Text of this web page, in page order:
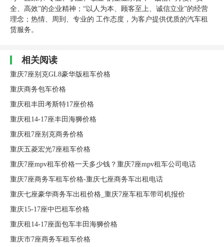
全、高效”的企业精神；“以人为本、顾客至上、诚信立业”的经营
理念；热情、周到、专业的 工作态度，为客户提供优质的汽车租
赁服务。
相关阅读
重庆7座别克GL8豪华版租车价格
重庆商务包车价格
重庆租丰田考斯特17座价格
重庆租14-17座丰田海狮价格
重庆租7座别克商务价格
重庆五菱宏光7座租车价格
重庆7座mpv租车价格一天多少钱？重庆7座mpv租车公司电话
重庆7座商务车租车价格-重庆七座商务车出租电话
重庆七座豪华商务车出租价格_重庆7座车租车带司机报价
重庆15-17座中巴租车价格
重庆租14-17座面包车丰田海狮价格
重庆市7座商务车租车价格